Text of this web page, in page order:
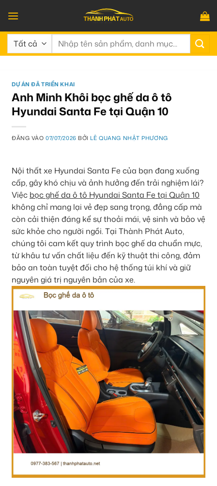
qua
nội
dung
Tìm
DỰ ÁN ĐÃ TRIỂN KHAI
Anh Minh Khôi bọc ghế da ô tô
Hyundai Santa Fe tại Quận 10
ĐĂNG VÀO07/07/2026 BỞI LÊ QUANG NHẬT PHƯƠNG
Nội thất xe Hyundai Santa Fe của bạn đang xuống
cấp, gây khó chịu và ảnh hưởng đến trải nghiệm lái?
Việc bọc ghế da ô tô Hyundai Santa Fe tại Quận 10
không chỉ mang lại vẻ đẹp sang trọng, đẳng cấp mà
còn cải thiện đáng kể sự thoải mái, vệ sinh và bảo vệ
sức khỏe cho người ngồi. Tại Thành Phát Auto,
chúng tôi cam kết quy trình bọc ghế da chuẩn mực,
từ khâu tư vấn chất liệu đến kỹ thuật thi công, đảm
bảo an toàn tuyệt đối cho hệ thống túi khí và giữ
nguyên giá trị nguyên bản của xe.